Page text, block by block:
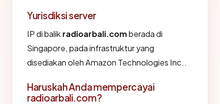
Yurisdiksi server
IP di balik radioarbali.comberada di
Singapore, pada infrastruktur yang
disediakan oleh Amazon Technologies Inc..
Haruskah Anda mempercayai
radioarbali.com?